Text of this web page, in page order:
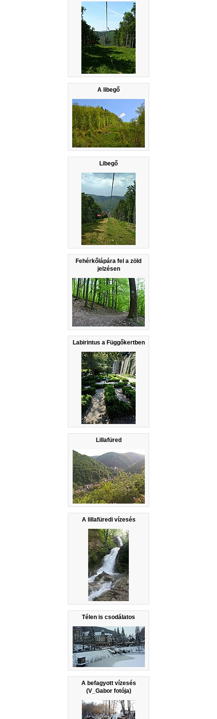
A libegő
Libegő
Fehérkőlápára fel a zöld
jelzésen
Labirintus a Függőkertben
Lillafüred
A lillafüredi vízesés
Télen is csodálatos
A befagyott vízesés
(V_Gabor fotója)